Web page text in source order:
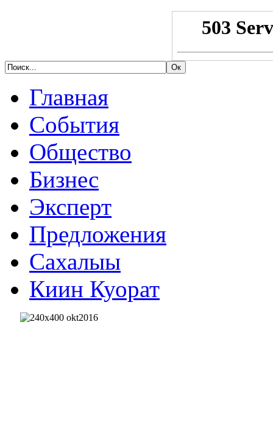
Главная
События
Общество
Бизнес
Эксперт
Предложения
Сахалыы
Киин Куорат